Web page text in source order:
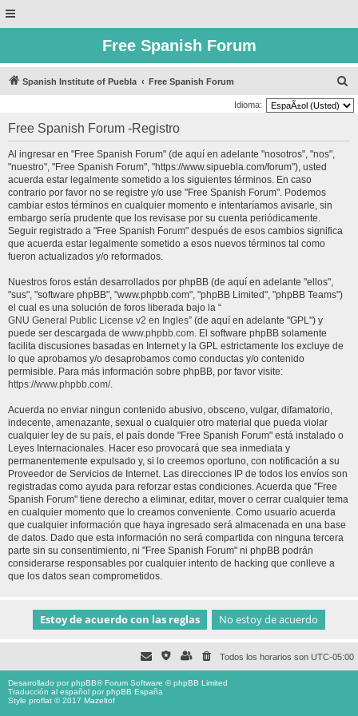
Free Spanish Forum
Spanish Institute of Puebla Free Spanish Forum
u
Idioma:
Free Spanish Forum -Registro
Al ingresar en "Free Spanish Forum" (de aquí en adelante "nosotros", "nos",
"nuestro", "Free Spanish Forum", "https://www.sipuebla.com/forum"), usted
acuerda estar legalmente sometido a los siguientes términos. En caso
contrario por favor no se registre y/o use "Free Spanish Forum". Podemos
cambiar estos términos en cualquier momento e intentaríamos avisarle, sin
embargo sería prudente que los revisase por su cuenta periódicamente.
Seguir registrado a "Free Spanish Forum" después de esos cambios significa
que acuerda estar legalmente sometido a esos nuevos términos tal como
fueron actualizados y/o reformados.
Nuestros foros están desarrollados por phpBB (de aquí en adelante "ellos",
"sus", "software phpBB", "www.phpbb.com", "phpBB Limited", "phpBB Teams")
el cual es una solución de foros liberada bajo la “
GNU General Public License v2 en Ingles” (de aquí en adelante "GPL") y
puede ser descargada de www.phpbb.com. El software phpBB solamente
facilita discusiones basadas en Internet y la GPL estrictamente los excluye de
lo que aprobamos y/o desaprobamos como conductas y/o contenido
permisible. Para más información sobre phpBB, por favor visite:
https://www.phpbb.com/.
Acuerda no enviar ningun contenido abusivo, obsceno, vulgar, difamatorio,
indecente, amenazante, sexual o cualquier otro material que pueda violar
cualquier ley de su país, el país donde "Free Spanish Forum" está instalado o
Leyes Internacionales. Hacer eso provocará que sea inmediata y
permanentemente expulsado y, si lo creemos oportuno, con notificación a su
Proveedor de Servicios de Internet. Las direcciones IP de todos los envíos son
registradas como ayuda para reforzar estas condiciones. Acuerda que "Free
Spanish Forum" tiene derecho a eliminar, editar, mover o cerrar cualquier tema
en cualquier momento que lo creamos conveniente. Como usuario acuerda
que cualquier información que haya ingresado será almacenada en una base
de datos. Dado que esta información no será compartida con ninguna tercera
parte sin su consentimiento, ni "Free Spanish Forum" ni phpBB podrán
considerarse responsables por cualquier intento de hacking que conlleve a
que los datos sean comprometidos.
Todos los horarios son UTC-05:00
Desarrollado porphpBB® Forum Software © phpBB Limited
Traducción al español porphpBB España
Style proflat © 2017 Mazeltof